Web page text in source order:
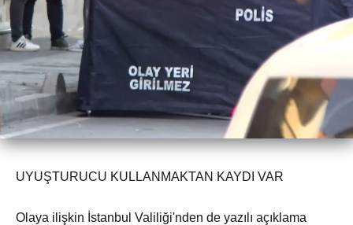
UYUŞTURUCU KULLANMAKTAN KAYDI VAR
Olaya ilişkin İstanbul Valiliği'nden de yazılı açıklama